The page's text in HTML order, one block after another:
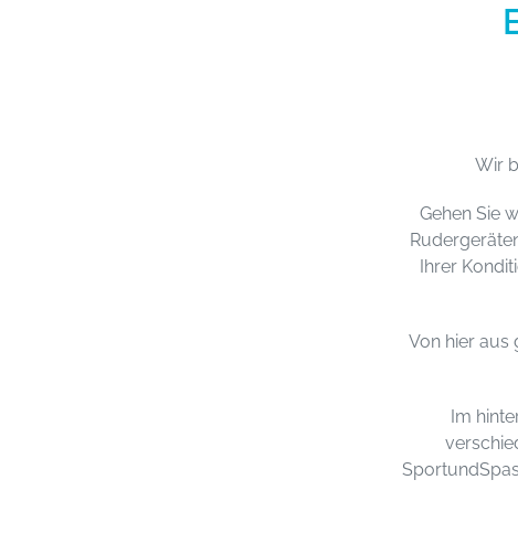
Wir
Gehen Sie
Ihrer
Von hier aus
Im